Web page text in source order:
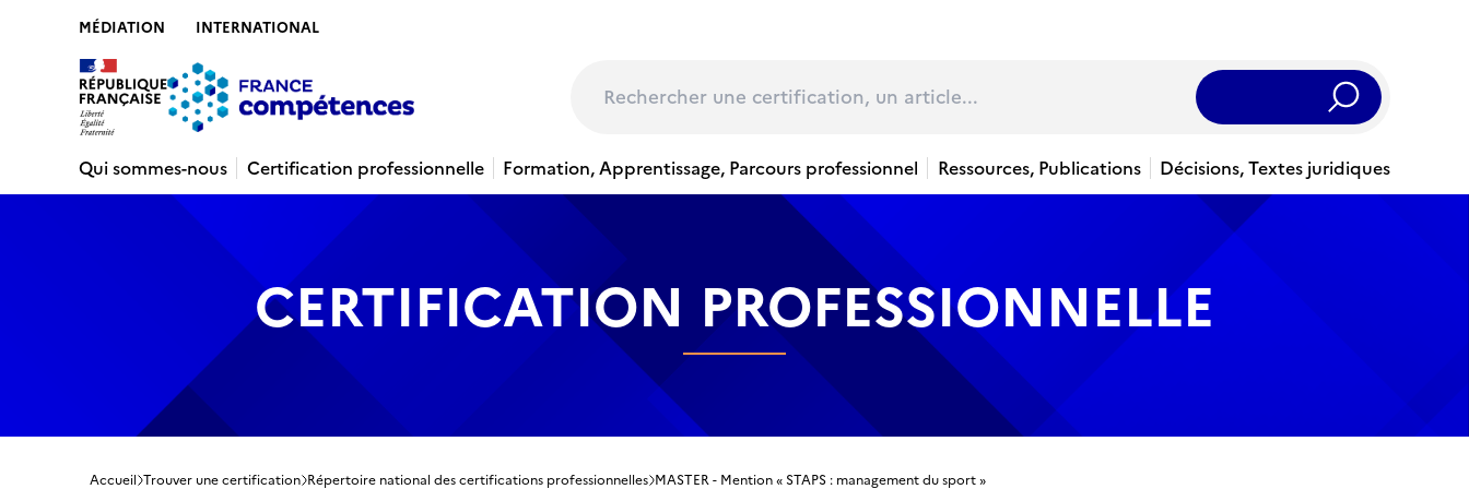
MÉDIATION INTERNATIONAL
Rechercher
Qui sommes-nous
Certification professionnelle Formation, Apprentissage, Parcours professionnel Ressources, Publications Décisions, Textes juridiques
CERTIFICATION PROFESSIONNELLE
Accueil Trouver une certification Répertoire national des certifications professionnelles MASTER - Mention « STAPS : management du sport »